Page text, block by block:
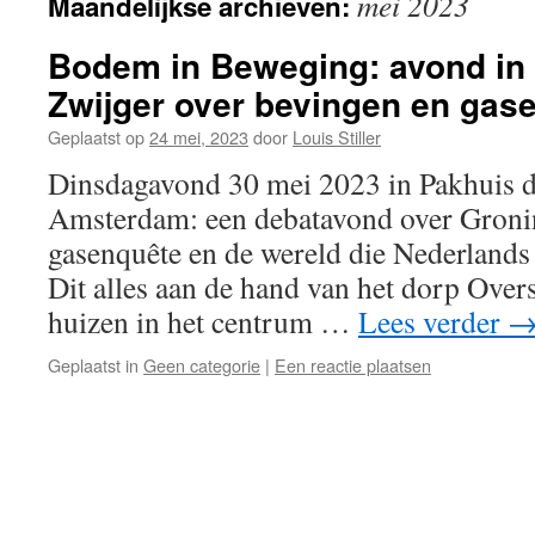
Bodem in Beweging: avond
Zwijger over bevingen en
Geplaatst op24 mei, 2023 door Louis Stiller
Dinsdagavond 30 mei 2023 in Pakhuis
Amsterdam: een debatavond over
gasenquête en de wereld die
Dit alles aan de hand van het dorp
huizen in het centrum … Lees verder
Geplaatst in Geen categorie | Een reactie plaatsen